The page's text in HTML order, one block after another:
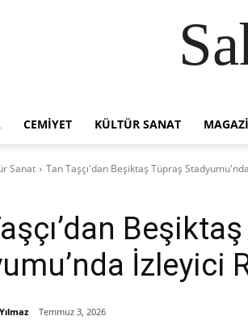
CEMİYET KÜLTÜR SANAT
Sanat Tan Taşçı'dan Beşiktaş Tüpraş
İzleyici
Temmuz 3, 2026